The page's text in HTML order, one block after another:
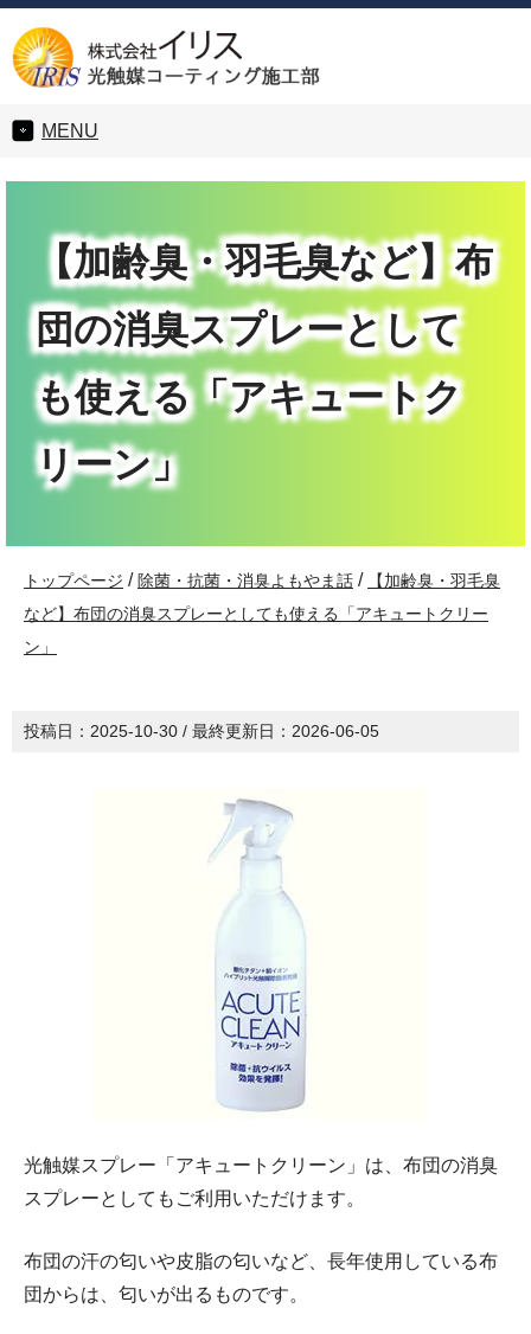
MENU
【加齢臭・羽毛臭など】布
団の消臭スプレーとして
も使える「アキュートク
リーン」
トップページ / 除菌・抗菌・消臭よもやま話 /
【加齢臭・羽毛臭
など】布団の消臭スプレーとしても使える「アキュートクリー
ン」
投稿日： 2025-10-30 / 最終更新日： 2026-06-05
光触媒スプレー「アキュートクリーン」は、布団の消臭
スプレーとしてもご利用いただけます。
布団の汗の匂いや皮脂の匂いなど、長年使用している布
団からは、匂いが出るものです。